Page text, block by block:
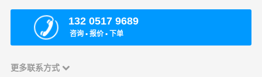
132 0517 9689
咨询 ▪ 报价 ▪ 下单
更多联系方式